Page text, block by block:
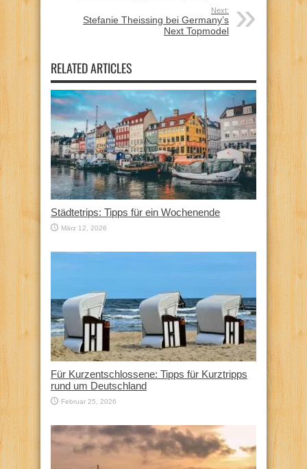
Next:
Stefanie Theissing bei Germany’s
Next Topmodel
RELATED ARTICLES
Städtetrips: Tipps für ein Wochenende
März 12, 2026
Für Kurzentschlossene: Tipps für Kurztripps
rund um Deutschland
Februar 25, 2026